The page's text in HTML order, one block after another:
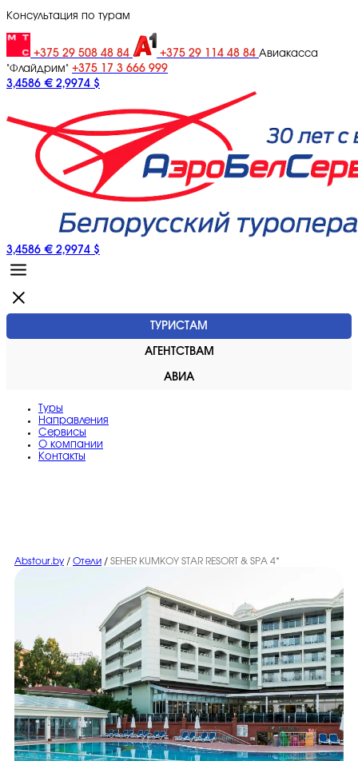
Консультация по турам
+375 29 508 48 84 +375 29 114 48 84 Авиакасса
"Флайдрим" +375 17 3 666 999
3,4586 € 2,9974 $
3,4586 € 2,9974 $
ТУРИСТАМ
АГЕНТСТВАМ
АВИА
Туры
Направления
Сервисы
O компании
Контакты
Abstour.by / Отели / SEHER KUMKOY STAR RESORT & SPA 4*